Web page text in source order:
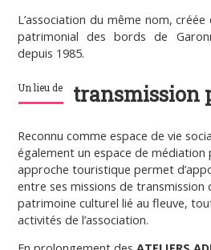
L’association du même nom,
patrimonial des bords de
depuis 1985.
Un lieu de transmission
Reconnu comme espace de vie
également un espace de médiation
approche touristique permet
entre ses missions de transmission
patrimoine culturel lié au fleuve,
activités de l’association.